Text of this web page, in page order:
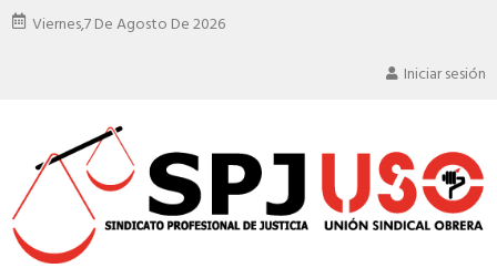
Viernes,7 De Agosto De 2026
Iniciar sesión